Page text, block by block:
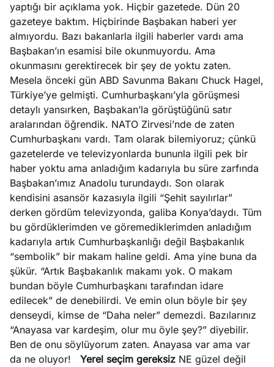
yaptığı bir açıklama yok. Hiçbir gazetede. Dün 20
gazeteye baktım. Hiçbirinde Başbakan haberi yer
almıyordu. Bazı bakanlarla ilgili haberler vardı ama
Başbakan’ın esamisi bile okunmuyordu. Ama
okunmasını gerektirecek bir şey de yoktu zaten.
Mesela önceki gün ABD Savunma Bakanı Chuck Hagel,
Türkiye’ye gelmişti. Cumhurbaşkanı’yla görüşmesi
detaylı yansırken, Başbakan’la görüştüğünü satır
aralarından öğrendik. NATO Zirvesi’nde de zaten
Cumhurbaşkanı vardı. Tam olarak bilemiyoruz; çünkü
gazetelerde ve televizyonlarda bununla ilgili pek bir
haber yoktu ama anladığım kadarıyla bu süre zarfında
Başbakan’ımız Anadolu turundaydı. Son olarak
kendisini asansör kazasıyla ilgili “Şehit sayılırlar”
derken gördüm televizyonda, galiba Konya’daydı. Tüm
bu gördüklerimden ve göremediklerimden anladığım
kadarıyla artık Cumhurbaşkanlığı değil Başbakanlık
“sembolik” bir makam haline geldi. Ama yine buna da
şükür. “Artık Başbakanlık makamı yok. O makam
bundan böyle Cumhurbaşkanı tarafından idare
edilecek” de denebilirdi. Ve emin olun böyle bir şey
denseydi, kimse de “Daha neler” demezdi. Bazılarınız
“Anayasa var kardeşim, olur mu öyle şey?” diyebilir.
Ben de onu söylüyorum zaten. Anayasa var ama var
da ne oluyor! Yerel seçim gereksiz NE güzel değil